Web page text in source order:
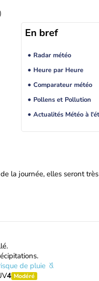
En bref
Radar météo
Heure par Heure
Comparateur météo
Pollens et Pollution
la journée, elles seront très
de pluie
4 Modéré